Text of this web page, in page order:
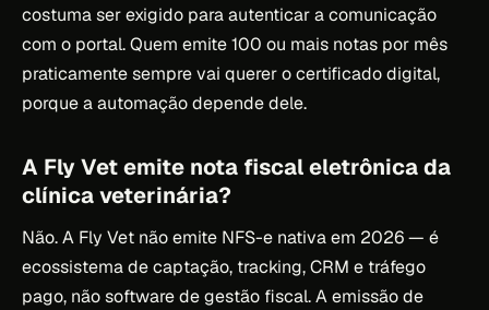
costuma ser exigido para autenticar a comunicação
com o portal. Quem emite 100 ou mais notas por mês
praticamente sempre vai querer o certificado digital,
porque a automação depende dele.
A Fly Vet emite nota fiscal eletrônica da
clínica veterinária?
Não. A Fly Vet não emite NFS-e nativa em 2026 — é
ecossistema de captação, tracking, CRM e tráfego
pago, não software de gestão fiscal. A emissão de